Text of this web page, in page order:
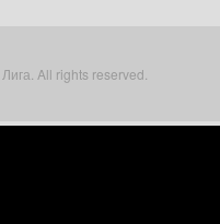
All rights reserved.